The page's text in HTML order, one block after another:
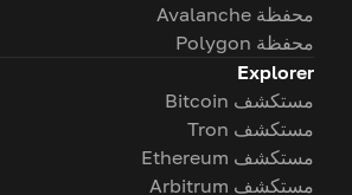
محفظة Avalanche
محفظة Polygon
Explorer
مستكشف Bitcoin
مستكشف Tron
مستكشف Ethereum
مستكشف Arbitrum